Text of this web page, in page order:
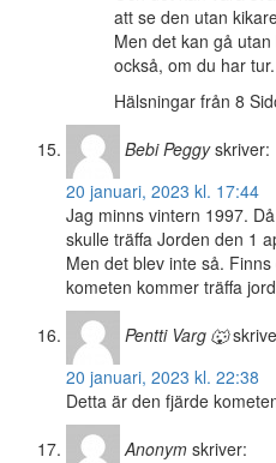
att se den utan
Men det kan gå
också, om du har tur.
Hälsningar från 8
Bebi Peggy skriver:
20 januari, 2023 kl. 17:44
Jag minns vintern 1997.
skulle träffa Jorden den 1
Men det blev inte så.
kometen kommer träffa
Pentti Varg 🐺
20 januari, 2023 kl. 22:38
Detta är den fjärde
Anonym skriver: